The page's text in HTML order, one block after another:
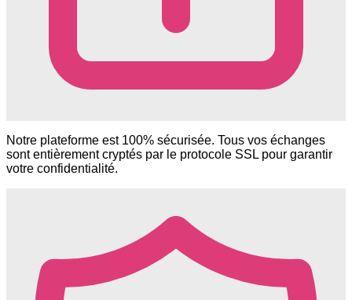
Notre plateforme est 100% sécurisée. Tous vos échanges
sont entièrement cryptés par le protocole SSL pour garantir
votre confidentialité.